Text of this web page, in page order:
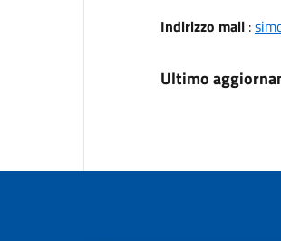
Indirizzo mail:
Ultimo